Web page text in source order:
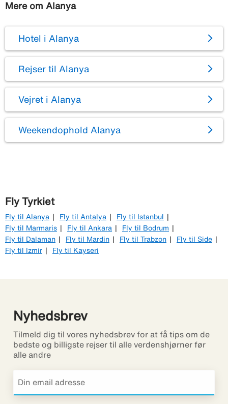
Mere om Alanya
Hotel i Alanya
Rejser til Alanya
Vejret i Alanya
Weekendophold Alanya
Fly Tyrkiet
Fly til Alanya Fly til Antalya
Fly til Istanbul
Fly til Marmaris
Fly til Ankara
Fly til Bodrum
Fly til Dalaman
Fly til Mardin Fly til Trabzon
Fly til Side
Fly til Izmir
Fly til Kayseri
Nyhedsbrev
Tilmeld dig til vores nyhedsbrev for at få tips om de
bedste og billigste rejser til alle verdenshjørner før
alle andre